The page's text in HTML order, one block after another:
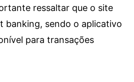
ressaltar que o site
banking, sendo o aplicativo
para transações